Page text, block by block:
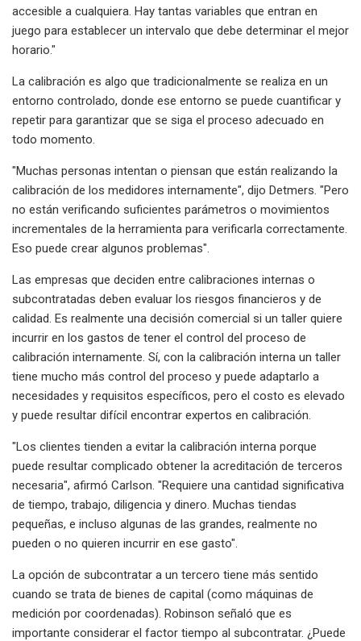
accesible a cualquiera. Hay tantas variables que entran en
juego para establecer un intervalo que debe determinar el mejor
horario."
La calibración es algo que tradicionalmente se realiza en un
entorno controlado, donde ese entorno se puede cuantificar y
repetir para garantizar que se siga el proceso adecuado en
todo momento.
"Muchas personas intentan o piensan que están realizando la
calibración de los medidores internamente", dijo Detmers. "Pero
no están verificando suficientes parámetros o movimientos
incrementales de la herramienta para verificarla correctamente.
Eso puede crear algunos problemas".
Las empresas que deciden entre calibraciones internas o
subcontratadas deben evaluar los riesgos financieros y de
calidad. Es realmente una decisión comercial si un taller quiere
incurrir en los gastos de tener el control del proceso de
calibración internamente. Sí, con la calibración interna un taller
tiene mucho más control del proceso y puede adaptarlo a
necesidades y requisitos específicos, pero el costo es elevado
y puede resultar difícil encontrar expertos en calibración.
"Los clientes tienden a evitar la calibración interna porque
puede resultar complicado obtener la acreditación de terceros
necesaria", afirmó Carlson. "Requiere una cantidad significativa
de tiempo, trabajo, diligencia y dinero. Muchas tiendas
pequeñas, e incluso algunas de las grandes, realmente no
pueden o no quieren incurrir en ese gasto".
La opción de subcontratar a un tercero tiene más sentido
cuando se trata de bienes de capital (como máquinas de
medición por coordenadas). Robinson señaló que es
importante considerar el factor tiempo al subcontratar. ¿Puede